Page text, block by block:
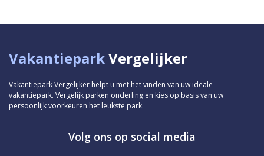
VakantieparkVergelijker
Vakantiepark Vergelijker helpt u met het vinden van uw ideale
vakantiepark. Vergelijk parken onderling en kies op basis van uw
persoonlijk voorkeuren het leukste park.
Volg ons op social media